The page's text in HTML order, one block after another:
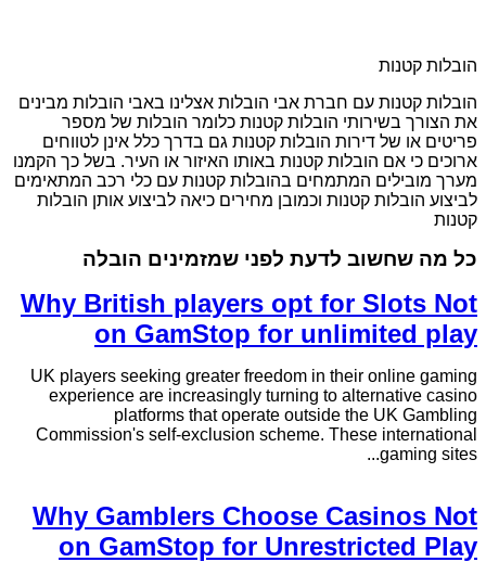
הובלות קטנות
הובלות קטנות עם חברת אבי הובלות אצלינו באבי הובלות מבינים
את הצורך בשירותי הובלות קטנות כלומר הובלות של מספר
פריטים או של דירות הובלות קטנות גם בדרך כלל אינן לטווחים
ארוכים כי אם הובלות קטנות באותו האיזור או העיר. בשל כך הקמנו
מערך מובילים המתמחים בהובלות קטנות עם כלי רכב המתאימים
לביצוע הובלות קטנות וכמובן מחירים כיאה לביצוע אותן הובלות
קטנות
כל מה שחשוב לדעת לפני שמזמינים הובלה
Why British players opt for Slots Not
on GamStop for unlimited play
UK players seeking greater freedom in their online gaming
experience are increasingly turning to alternative casino
platforms that operate outside the UK Gambling
Commission's self-exclusion scheme. These international
gaming sites...
Why Gamblers Choose Casinos Not
on GamStop for Unrestricted Play